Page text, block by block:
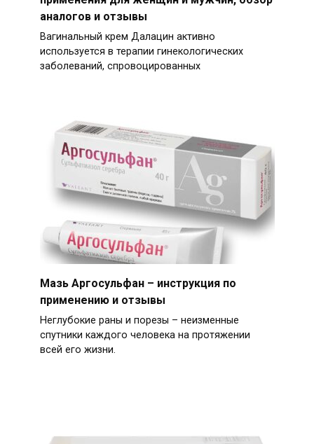
аналогов и отзывы
Вагинальный крем Далацин активно
используется в терапии гинекологических
заболеваний, спровоцированных
Мазь Аргосульфан – инструкция по
применению и отзывы
Неглубокие раны и порезы – неизменные
спутники каждого человека на протяжении
всей его жизни.